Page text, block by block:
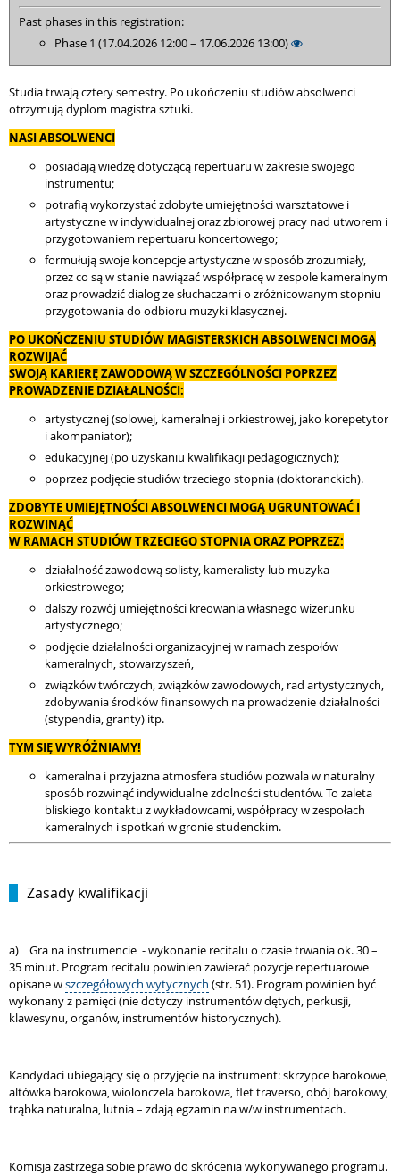
Past phases in this registration:
Phase 1 (17.04.2026 12:00 – 17.06.2026 13:00)
Studia trwają cztery semestry. Po ukończeniu studiów absolwenci
otrzymują dyplom magistra sztuki.
NASI ABSOLWENCI
posiadają wiedzę dotyczącą repertuaru w zakresie swojego
instrumentu;
potrafią wykorzystać zdobyte umiejętności warsztatowe i
artystyczne w indywidualnej oraz zbiorowej pracy nad utworem i
przygotowaniem repertuaru koncertowego;
formułują swoje koncepcje artystyczne w sposób zrozumiały,
przez co są w stanie nawiązać współpracę w zespole kameralnym
oraz prowadzić dialog ze słuchaczami o zróżnicowanym stopniu
przygotowania do odbioru muzyki klasycznej.
PO UKOŃCZENIU STUDIÓW MAGISTERSKICH ABSOLWENCI MOGĄ
ROZWIJAĆ
SWOJĄ KARIERĘ ZAWODOWĄ W SZCZEGÓLNOŚCI POPRZEZ
PROWADZENIE DZIAŁALNOŚCI:
artystycznej (solowej, kameralnej i orkiestrowej, jako korepetytor
i akompaniator);
edukacyjnej (po uzyskaniu kwalifikacji pedagogicznych);
poprzez podjęcie studiów trzeciego stopnia (doktoranckich).
ZDOBYTE UMIEJĘTNOŚCI ABSOLWENCI MOGĄ UGRUNTOWAĆ I
ROZWINĄĆ
W RAMACH STUDIÓW TRZECIEGO STOPNIA ORAZ POPRZEZ:
działalność zawodową solisty, kameralisty lub muzyka
orkiestrowego;
dalszy rozwój umiejętności kreowania własnego wizerunku
artystycznego;
podjęcie działalności organizacyjnej w ramach zespołów
kameralnych, stowarzyszeń,
związków twórczych, związków zawodowych, rad artystycznych,
zdobywania środków finansowych na prowadzenie działalności
(stypendia, granty) itp.
TYM SIĘ WYRÓŻNIAMY!
kameralna i przyjazna atmosfera studiów pozwala w naturalny
sposób rozwinąć indywidualne zdolności studentów. To zaleta
bliskiego kontaktu z wykładowcami, współpracy w zespołach
kameralnych i spotkań w gronie studenckim.
Zasady kwalifikacji
a) Gra na instrumencie - wykonanie recitalu o czasie trwania ok. 30 –
35 minut. Program recitalu powinien zawierać pozycje repertuarowe
opisane wszczegółowych wytycznych (str. 51). Program powinien być
wykonany z pamięci (nie dotyczy instrumentów dętych, perkusji,
klawesynu, organów, instrumentów historycznych).
Kandydaci ubiegający się o przyjęcie na instrument: skrzypce barokowe,
altówka barokowa, wiolonczela barokowa, flet traverso, obój barokowy,
trąbka naturalna, lutnia – zdają egzamin na w/w instrumentach.
Komisja zastrzega sobie prawo do skrócenia wykonywanego programu.